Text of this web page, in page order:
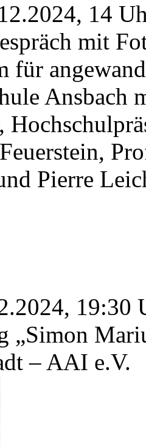
14
mit
für
Ansbach
Pierre
19:30
„Simon
– AAI e.V.